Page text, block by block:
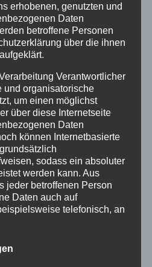
allgäuer holzschilder
ausstellung bayern
gelasert
geschenkidee handwerk
holzbrett
erhobenen, genutzten und
Daten
betroffene Personen
über die ihnen
Verantwortlicher
und organisatorische
um einen möglichst
über diese Internetseite
Daten
können Internetbasierte
sodass ein absoluter
werden kann. Aus
jeder betroffenen Person
Daten auch auf
telefonisch, an